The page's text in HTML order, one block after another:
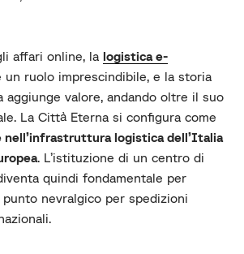
affari online, lalogistica e-
un ruolo imprescindibile, e la storia
aggiunge valore, andando oltre il suo
La Città Eterna si configura come
logistica dell’Italia
. L’istituzione di un centro di
quindi fondamentale per
nevralgico per spedizioni